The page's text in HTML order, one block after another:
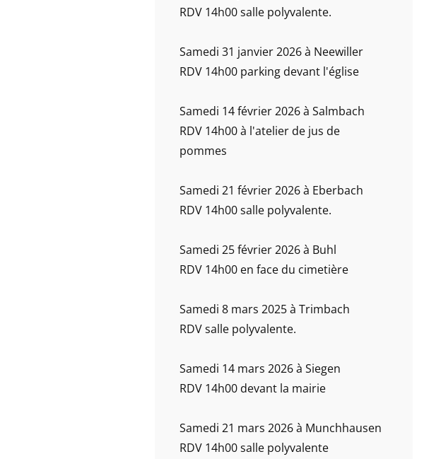
RDV 14h00 salle polyvalente.
Samedi 31 janvier 2026 à Neewiller
RDV 14h00 parking devant l'église
Samedi 14 février 2026 à Salmbach
RDV 14h00 à l'atelier de jus de
pommes
Samedi 21 février 2026 à Eberbach
RDV 14h00 salle polyvalente.
Samedi 25 février 2026 à Buhl
RDV 14h00 en face du cimetière
Samedi 8 mars 2025 à Trimbach
RDV salle polyvalente.
Samedi 14 mars 2026 à Siegen
RDV 14h00 devant la mairie
Samedi 21 mars 2026 à Munchhausen
RDV 14h00 salle polyvalente